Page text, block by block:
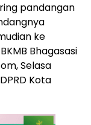
pandangan
ke
Bhagasasi
Selasa
Kota